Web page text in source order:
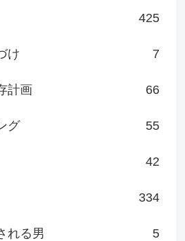
425
け 7
計画 66
グ 55
42
334
れる男 5